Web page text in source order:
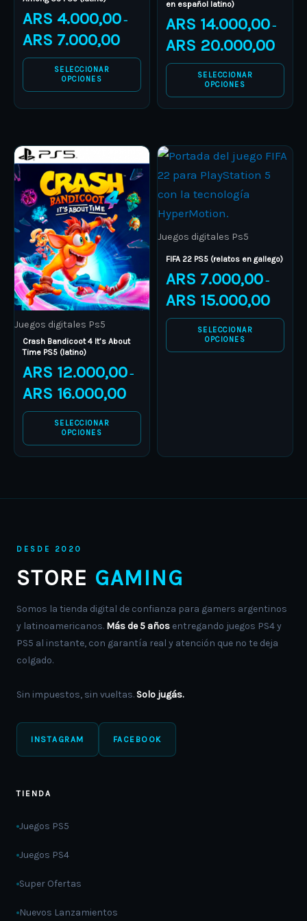
ARS 4.000,00 –
ARS 7.000,00
SELECCIONAR
OPCIONES
the
product
page
en español latino)
ARS 14.000,00 –
ARS 20.000,00
SELECCIONAR
OPCIONES
the
product
Juegos digitales Ps5
Crash Bandicoot 4 It’s About
Time PS5 (latino)
ARS 12.000,00 –
ARS 16.000,00
Price
range:
ARS 12.000,00
through
ARS 16.000,00
SELECCIONAR
OPCIONES
This
product
has
multiple
variants.
The
options
may
be
chosen
on
the
product
Juegos digitales Ps5
FIFA 22 PS5 (relatos en gallego)
ARS 7.000,00 –
ARS 15.000,00
range:
ARS
SELECCIONAR
OPCIONES
This
product
has
multiple
variants.
may
be
chosen
on
DESDE 2020
STORE GAMING
Somos la tienda digital de confianza para gamers argentinos
y latinoamericanos. Más de 5 años entregando juegos PS4 y
PS5 al instante, con garantía real y atención que no te deja
colgado.
Sin impuestos, sin vueltas. Solo jugás.
INSTAGRAM FACEBOOK
TIENDA
Juegos PS5
Juegos PS4
Super Ofertas
Nuevos Lanzamientos